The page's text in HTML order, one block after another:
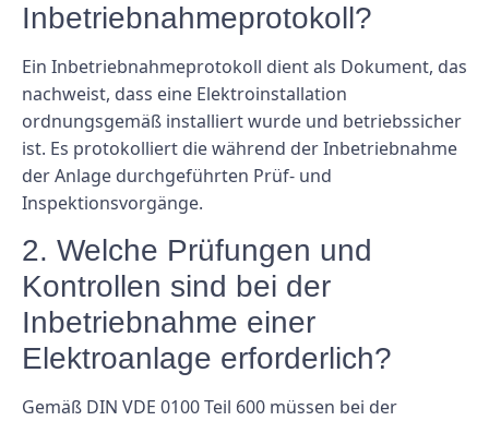
Inbetriebnahmeprotokoll?
Ein Inbetriebnahmeprotokoll dient als Dokument, das
nachweist, dass eine Elektroinstallation
ordnungsgemäß installiert wurde und betriebssicher
ist. Es protokolliert die während der Inbetriebnahme
der Anlage durchgeführten Prüf- und
Inspektionsvorgänge.
2. Welche Prüfungen und
Kontrollen sind bei der
Inbetriebnahme einer
Elektroanlage erforderlich?
Gemäß DIN VDE 0100 Teil 600 müssen bei der